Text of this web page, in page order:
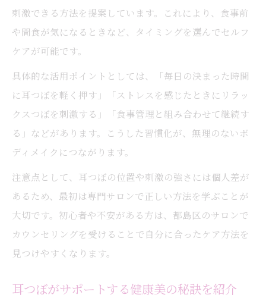
刺激できる方法を提案しています。これにより、食事前
や間食が気になるときなど、タイミングを選んでセルフ
ケアが可能です。
具体的な活用ポイントとしては、「毎日の決まった時間
に耳つぼを軽く押す」「ストレスを感じたときにリラッ
クスつぼを刺激する」「食事管理と組み合わせて継続す
る」などがあります。こうした習慣化が、無理のないボ
ディメイクにつながります。
注意点として、耳つぼの位置や刺激の強さには個人差が
あるため、最初は専門サロンで正しい方法を学ぶことが
大切です。初心者や不安がある方は、都島区のサロンで
カウンセリングを受けることで自分に合ったケア方法を
見つけやすくなります。
耳つぼがサポートする健康美の秘訣を紹介